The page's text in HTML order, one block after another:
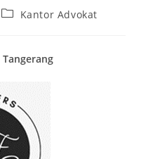
PostKantor Advokat
Tangerang